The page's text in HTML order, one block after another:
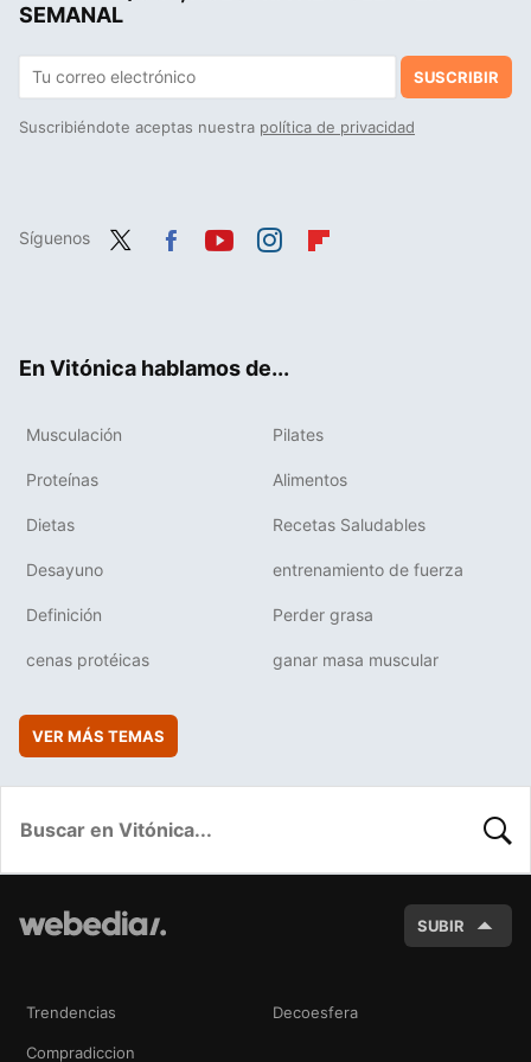
SEMANAL
SUSCRIBIR
Suscribiéndote aceptas nuestra política de privacidad
Síguenos
En Vitónica hablamos de...
Musculación Pilates
Proteínas Alimentos
Dietas Recetas Saludables
Desayuno entrenamiento de fuerza
Definición Perder grasa
cenas protéicas ganar masa muscular
VER MÁS TEMAS
SUBIR
Trendencias Decoesfera
Compradiccion